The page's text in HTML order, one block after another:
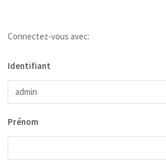
Connectez-vous avec:
Identifiant
Prénom